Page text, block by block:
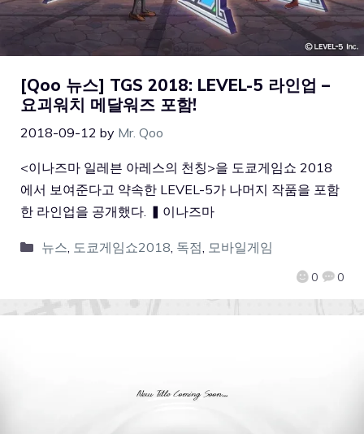
[Qoo 뉴스] TGS 2018: LEVEL-5 라인업 –
요괴워치 메달워즈 포함!
2018-09-12 by Mr. Qoo
0 0
<이나즈마 일레븐 아레스의 천칭>을 도쿄게임쇼 2018
에서 보여준다고 약속한 LEVEL-5가 나머지 작품을 포함
한 라인업을 공개했다. ▍이나즈마
뉴스 도쿄게임쇼2018 독점 모바일게임